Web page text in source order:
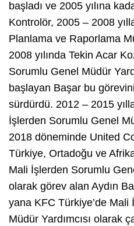
başladı ve 2005 yılına
Kontrolör, 2005 – 2008
Planlama ve Raporlama
2008 yılında Tekin Acar
Sorumlu Genel Müdür
başlayan Başar bu
sürdürdü. 2012 – 2015
İşlerden Sorumlu Genel
2018 döneminde United
Türkiye, Ortadoğu ve
Mali İşlerden Sorumlu
olarak görev alan Aydın
yana KFC Türkiye’de Mali
Müdür Yardımcısı olarak